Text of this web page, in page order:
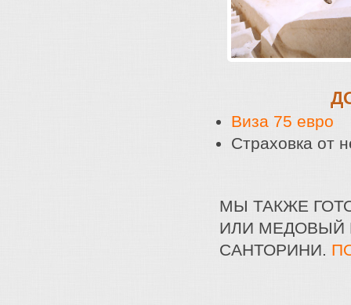
Виза 75 евро
Страховка от
МЫ ТАКЖЕ
ИЛИ МЕДОВЫЙ
САНТОРИНИ.